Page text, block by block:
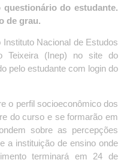
do estudante.
de grau.
Nacional de Estudos
Teixeira (Inep) no site do
pelo estudante com login do
o perfil socioeconômico dos
do curso e se formarão em
sobre as percepções
a instituição de ensino onde
terminará em 24 de